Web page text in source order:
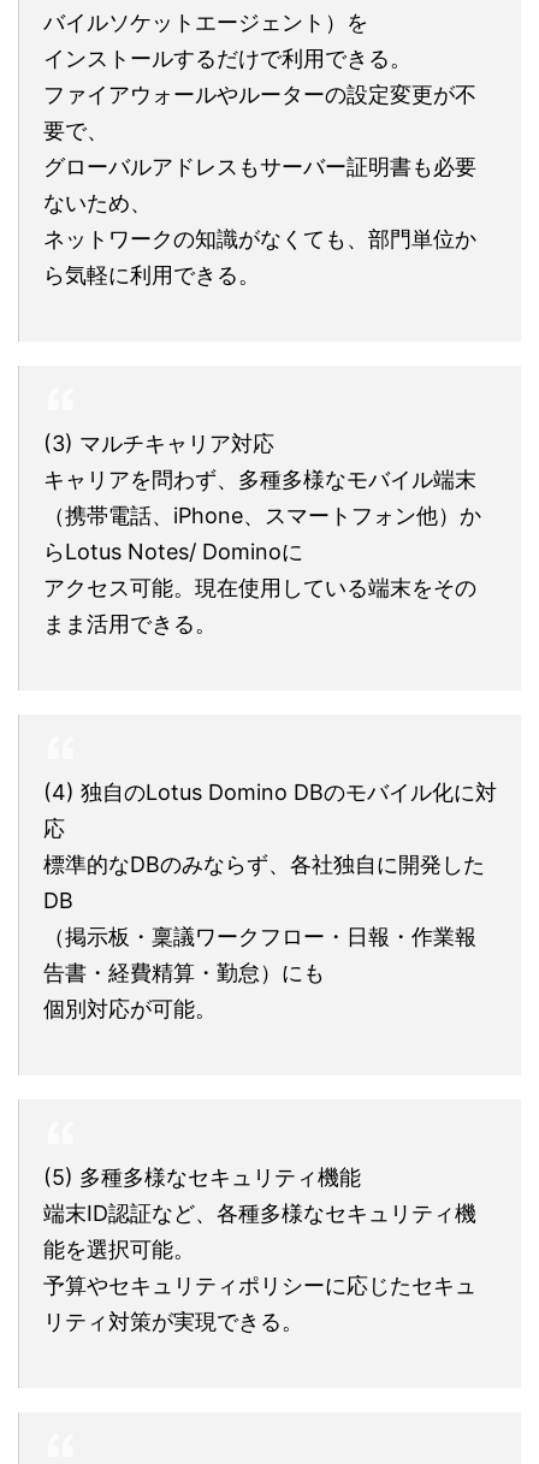
バイルソケットエージェント）を
インストールするだけで利用できる。
ファイアウォールやルーターの設定変更が不
要で、
グローバルアドレスもサーバー証明書も必要
ないため、
ネットワークの知識がなくても、部門単位か
ら気軽に利用できる。
(3) マルチキャリア対応
キャリアを問わず、多種多様なモバイル端末
（携帯電話、iPhone、スマートフォン他）か
らLotus Notes/ Dominoに
アクセス可能。現在使用している端末をその
まま活用できる。
(4) 独自のLotus Domino DBのモバイル化に対
応
標準的なDBのみならず、各社独自に開発した
DB
（掲示板・稟議ワークフロー・日報・作業報
告書・経費精算・勤怠）にも
個別対応が可能。
(5) 多種多様なセキュリティ機能
端末ID認証など、各種多様なセキュリティ機
能を選択可能。
予算やセキュリティポリシーに応じたセキュ
リティ対策が実現できる。